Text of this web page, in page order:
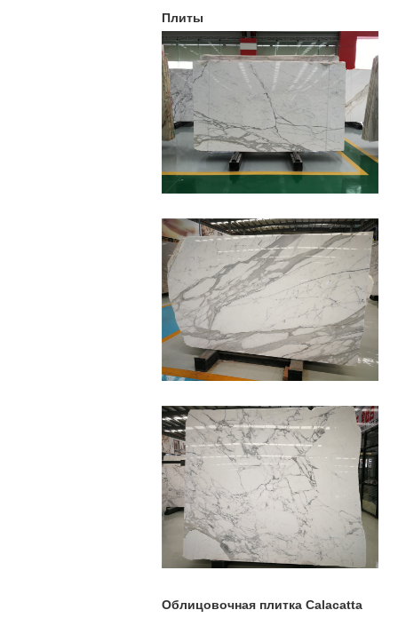
Плиты
Облицовочная плитка Calacatta